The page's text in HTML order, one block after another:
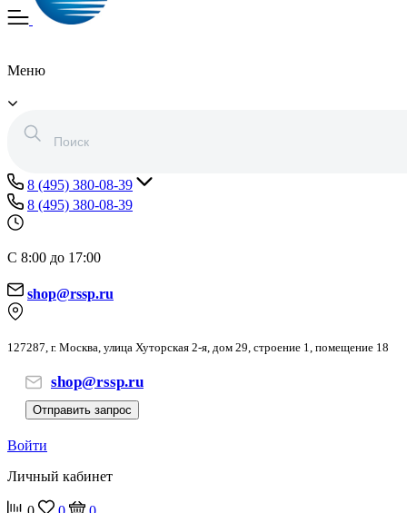
Меню
8 (495) 380-08-39
8 (495) 380-08-39
С 8:00 до 17:00
shop@rssp.ru
127287, г. Москва, улица Хуторская 2-я, дом 29, строение 1, помещение 18
shop@rssp.ru
Отправить запрос
Войти
Личный кабинет